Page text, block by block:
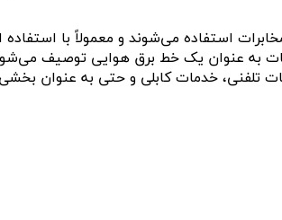
استفاده می‌شوند و معمولاً با استفاده
به عنوان یک خط برق هوایی توصیف
تلفنی، خدمات کابلی و حتی به عنوان